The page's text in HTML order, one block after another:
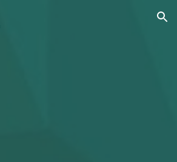
Skip to navigation